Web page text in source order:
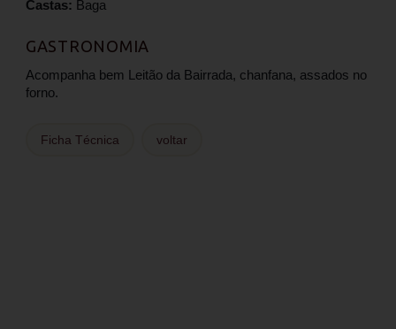
Castas: Baga
GASTRONOMIA
Acompanha bem Leitão da Bairrada, chanfana, assados no
forno.
Ficha Técnica voltar